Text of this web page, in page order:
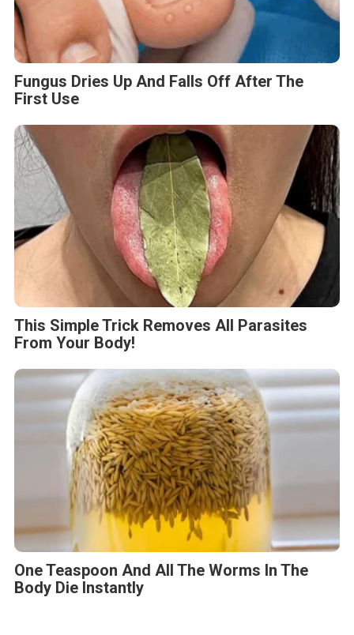
Fungus Dries Up And Falls Off After The
First Use
This Simple Trick Removes All Parasites
From Your Body!
One Teaspoon And All The Worms In The
Body Die Instantly